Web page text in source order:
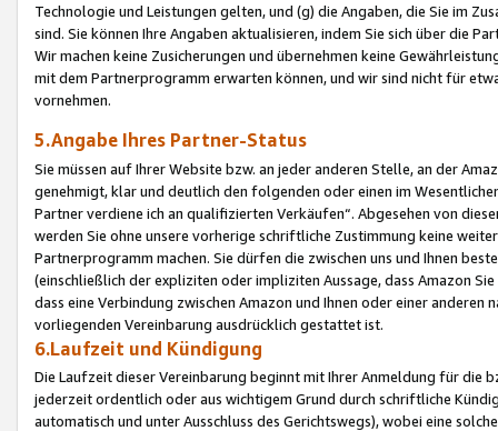
Technologie und Leistungen gelten, und (g) die Angaben, die Sie im
sind. Sie können Ihre Angaben aktualisieren, indem Sie sich über die
Wir machen keine Zusicherungen und übernehmen keine
mit dem Partnerprogramm erwarten können, und wir sind nicht für
vornehmen.
5.Angabe Ihres Partner-Status
Sie müssen auf Ihrer Website bzw. an jeder anderen Stelle, an der
genehmigt, klar und deutlich den folgenden oder einen im
Partner verdiene ich an qualifizierten Verkäufen“. Abgesehen von
werden Sie ohne unsere vorherige schriftliche Zustimmung keine
Partnerprogramm machen. Sie dürfen die zwischen uns und Ihnen
(einschließlich der expliziten oder impliziten Aussage, dass Amazon
dass eine Verbindung zwischen Amazon und Ihnen oder einer
vorliegenden Vereinbarung ausdrücklich gestattet ist.
6.Laufzeit und Kündigung
Die Laufzeit dieser Vereinbarung beginnt mit Ihrer Anmeldung für die
jederzeit ordentlich oder aus wichtigem Grund durch schriftliche
automatisch und unter Ausschluss des Gerichtswegs), wobei eine